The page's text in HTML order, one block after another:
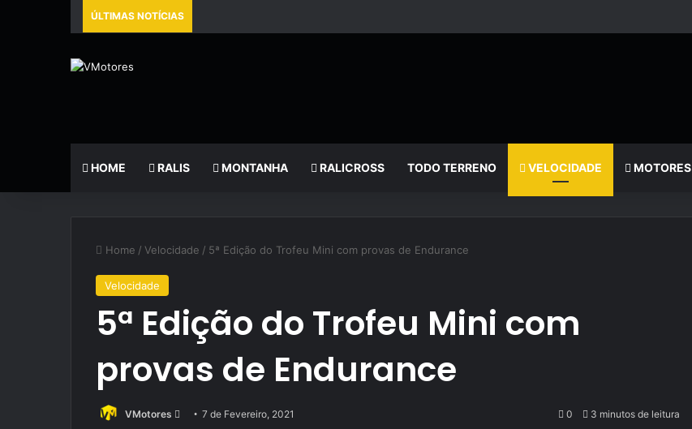
ÚLTIMAS NOTÍCIAS
HOME RALIS MONTANHA RALICROSS TODO TERRENO VELOCIDADE MOTORES
Home / Velocidade / 5ª Edição do Trofeu Mini com provas de Endurance
Velocidade
5ª Edição do Trofeu Mini com
provas de Endurance
VMotores
Send7 de Fevereiro, 2021 0 3 minutos de leitura